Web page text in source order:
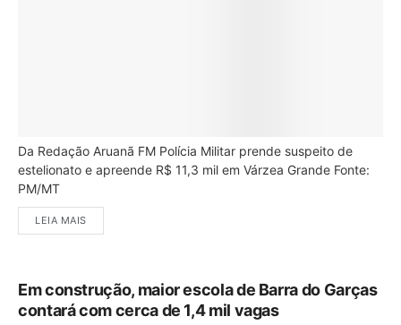
Da Redação Aruanã FM Polícia Militar prende suspeito de
estelionato e apreende R$ 11,3 mil em Várzea Grande Fonte:
PM/MT
LEIA MAIS
Em construção, maior escola de Barra do Garças
contará com cerca de 1,4 mil vagas